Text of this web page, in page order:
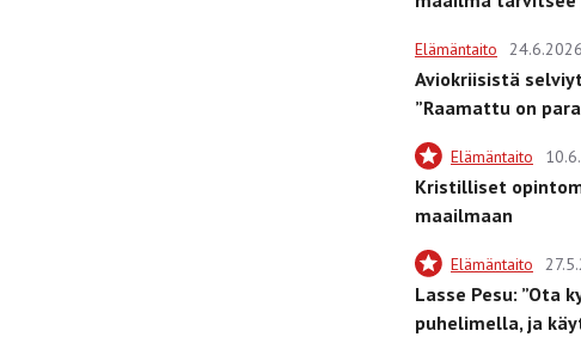
Elämäntaito 24.6.2026
Aviokriisistä
”Raamattu on
Elämäntaito
Kristilliset
maailmaan
Elämäntaito
Lasse Pesu: ”Ota
puhelimella, ja